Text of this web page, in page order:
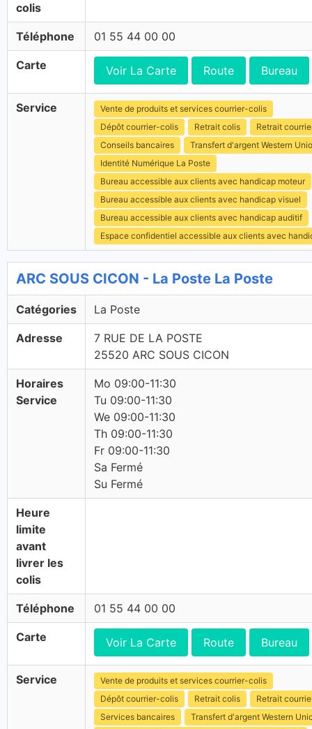
colis
Téléphone 01 55 44 00 00
Carte Voir La Carte Route Bureau
Service
Vente de produits et services courrier-colis
Dépôt courrier-colis
Retrait colis
Retrait
Conseils bancaires
Transfert d'argent Western
Identité Numérique La Poste
Bureau accessible aux clients avec handicap moteur
Bureau accessible aux clients avec handicap visuel
Bureau accessible aux clients avec handicap auditif
Espace confidentiel accessible aux clients avec
ARC SOUS CICON - La Poste La Poste
Catégories La Poste
Adresse
7 RUE DE LA POSTE
25520 ARC SOUS CICON
Horaires
Service
Mo 09:00-11:30
Tu 09:00-11:30
We 09:00-11:30
Th 09:00-11:30
Fr 09:00-11:30
Sa Fermé
Su Fermé
Heure
limite
avant
livrer les
colis
Téléphone 01 55 44 00 00
Carte Voir La Carte Route Bureau
Service
Vente de produits et services courrier-colis
Dépôt courrier-colis
Retrait colis
Retrait
Services bancaires
Transfert d'argent Western